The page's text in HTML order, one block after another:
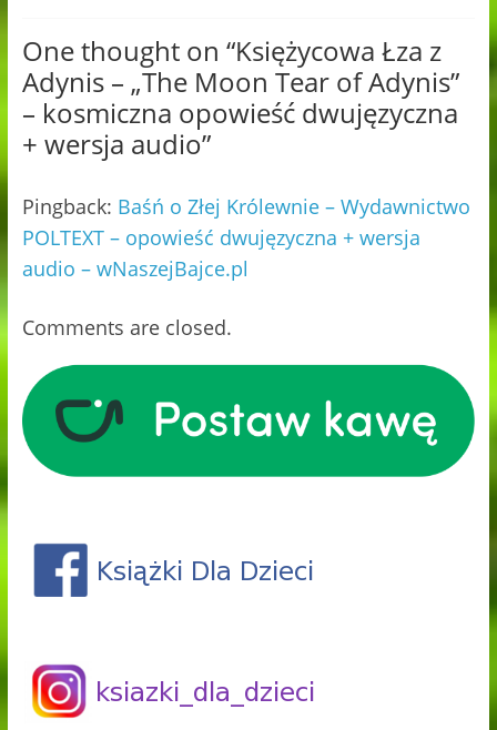
One thought on “Księżycowa Łza z
Adynis – „The Moon Tear of Adynis”
– kosmiczna opowieść dwujęzyczna
+ wersja audio”
Pingback: Baśń o Złej Królewnie – Wydawnictwo
POLTEXT – opowieść dwujęzyczna + wersja
audio – wNaszejBajce.pl
Comments are closed.